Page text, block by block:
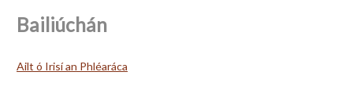
Bailiúchán
Ailt ó Irisí an Phléaráca